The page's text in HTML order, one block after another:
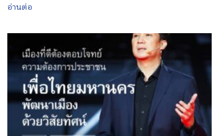
อ่านต่อ